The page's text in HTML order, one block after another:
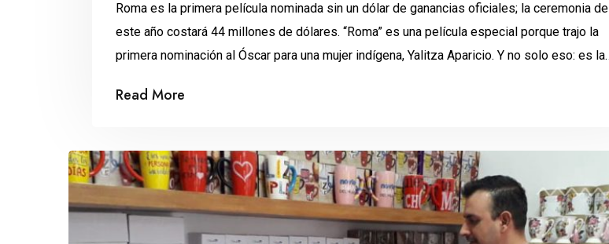
Roma es la primera película nominada sin un dólar de ganancias oficiales; la ceremonia de
este año costará 44 millones de dólares. “Roma” es una película especial porque trajo la
primera nominación al Óscar para una mujer indígena, Yalitza Aparicio. Y no solo eso: es la
Read More